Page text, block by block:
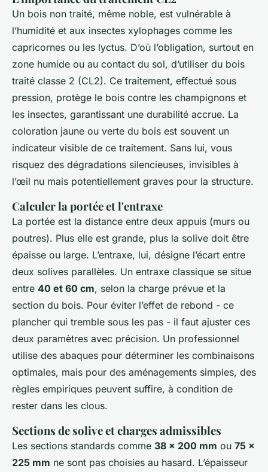
Un bois non traité, même noble, est vulnérable à
l’humidité et aux insectes xylophages comme les
capricornes ou les lyctus. D’où l’obligation, surtout en
zone humide ou au contact du sol, d’utiliser du bois
traité classe 2 (CL2). Ce traitement, effectué sous
pression, protège le bois contre les champignons et
les insectes, garantissant une durabilité accrue. La
coloration jaune ou verte du bois est souvent un
indicateur visible de ce traitement. Sans lui, vous
risquez des dégradations silencieuses, invisibles à
l’œil nu mais potentiellement graves pour la structure.
Calculer la portée et l'entraxe
La portée est la distance entre deux appuis (murs ou
poutres). Plus elle est grande, plus la solive doit être
épaisse ou large. L’entraxe, lui, désigne l’écart entre
deux solives parallèles. Un entraxe classique se situe
entre 40 et 60 cm, selon la charge prévue et la
section du bois. Pour éviter l’effet de rebond - ce
plancher qui tremble sous les pas - il faut ajuster ces
deux paramètres avec précision. Un professionnel
utilise des abaques pour déterminer les combinaisons
optimales, mais pour des aménagements simples, des
règles empiriques peuvent suffire, à condition de
rester dans les clous.
Sections de solive et charges admissibles
Les sections standards comme 38 x 200 mm ou 75 x
225 mm ne sont pas choisies au hasard. L’épaisseur